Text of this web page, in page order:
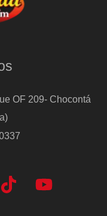
OF 209- Chocontá